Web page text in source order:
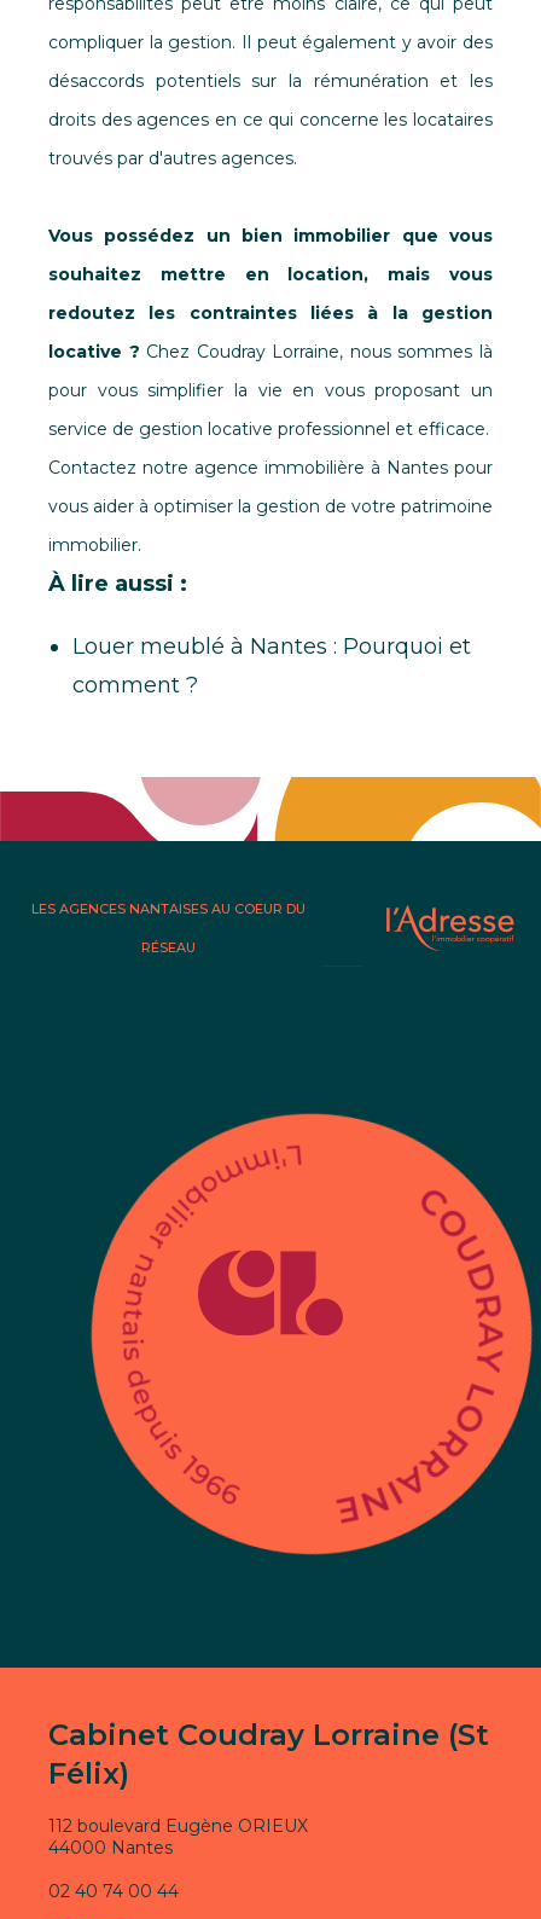
compliquer la gestion. Il peut également y avoir des
désaccords potentiels sur la rémunération et les
droits des agences en ce qui concerne les locataires
trouvés par d'autres agences.
Vous possédez un bien immobilier que vous
souhaitez mettre en location, mais vous
redoutez les contraintes liées à la gestion
locative ? Chez Coudray Lorraine, nous sommes là
pour vous simplifier la vie en vous proposant un
service de gestion locative professionnel et efficace.
Contactez notre agence immobilière à Nantes pour
vous aider à optimiser la gestion de votre patrimoine
immobilier.
À lire aussi :
Louer meublé à Nantes : Pourquoi et
comment ?
LES AGENCES NANTAISES AU COEUR DU
RÉSEAU
Cabinet Coudray Lorraine (St
Félix)
112 boulevard Eugène ORIEUX
44000 Nantes
02 40 74 00 44